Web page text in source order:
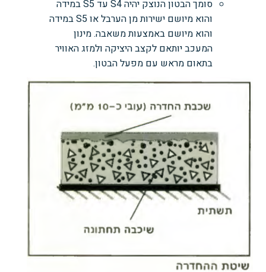
סומך הבטון הנוצק יהיה S4 עד S5 במידה
והוא מיושם ישירות מן הערבל או S5 במידה
והוא מיושם באמצעות משאבה. מינון
המעכב יותאם לקצב היציקה ולמזג האוויר
בתאום מראש עם מפעל הבטון.